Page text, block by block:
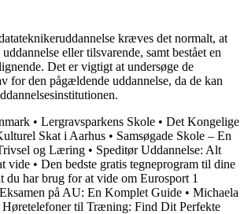
kræves det normalt, at
eller tilsvarende, samt bestået en
Det er vigtigt at undersøge de
for den pågældende uddannelse, da de kan
• Lergravsparkens Skole • Det Kongelige
Skat i Aarhus • Samsøgade Skole – En
og Læring • Speditør Uddannelse: Alt
vide • Den bedste gratis tegneprogram til dine
du har brug for at vide om Eurosport 1
på AU: En Komplet Guide • Michaela
Høretelefoner til Træning: Find Dit Perfekte